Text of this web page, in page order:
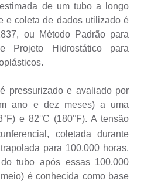
de um tubo a longo
e coleta de dados utilizado é
ou Método Padrão para
Projeto Hidrostático para
pressurizado e avaliado por
ano e dez meses) a uma
e 82°C (180°F). A tensão
coletada durante
para 100.000 horas.
tubo após essas 100.000
é conhecida como base